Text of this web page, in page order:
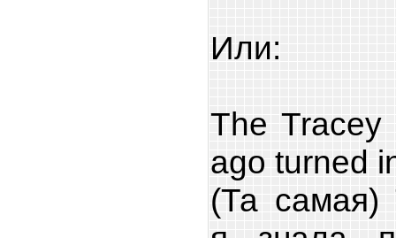
Или:
The
ago turned
(Та самая)